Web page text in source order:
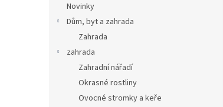
Novinky
Dům, byt a zahrada
Zahrada
zahrada
Zahradní nářadí
Okrasné rostliny
Ovocné stromky a keře